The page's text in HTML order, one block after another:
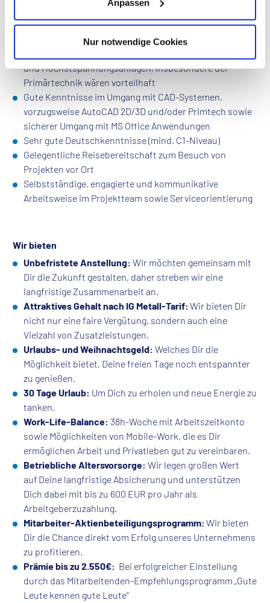
Anpassen
Nur notwendige Cookies
Ausbildung zum Techniker m/w/d im
Bereich Elektrotechnik / Energietechnik oder eine
vergleichbare technische Qualifikation (Mechatronik)
und Höchstspannungsanlagen, insbesondere der
Primärtechnik wären vorteilhaft
Gute Kenntnisse im Umgang mit CAD-Systemen,
vorzugsweise AutoCAD 2D/3D und/oder Primtech sowie
sicherer Umgang mit MS Office Anwendungen
Sehr gute Deutschkenntnisse (mind. C1-Niveau)
Gelegentliche Reisebereitschaft zum Besuch von
Projekten vor Ort
Selbstständige, engagierte und kommunikative
Arbeitsweise im Projektteam sowie Serviceorientierung
Wir bieten
Unbefristete Anstellung: Wir möchten gemeinsam mit
Dir die Zukunft gestalten, daher streben wir eine
langfristige Zusammenarbeit an.
Attraktives Gehalt nach IG Metall-Tarif: Wir bieten Dir
nicht nur eine faire Vergütung, sondern auch eine
Vielzahl von Zusatzleistungen.
Urlaubs- und Weihnachtsgeld: Welches Dir die
Möglichkeit bietet, Deine freien Tage noch entspannter
zu genießen.
30 Tage Urlaub: Um Dich zu erholen und neue Energie zu
tanken.
Work-Life-Balance: 38h-Woche mit Arbeitszeitkonto
sowie Möglichkeiten von Mobile-Work, die es Dir
ermöglichen Arbeit und Privatleben gut zu vereinbaren.
Betriebliche Altersvorsorge: Wir legen großen Wert
auf Deine langfristige Absicherung und unterstützen
Dich dabei mit bis zu 600 EUR pro Jahr als
Arbeitgeberzuzahlung.
Mitarbeiter-Aktienbeteiligungsprogramm: Wir bieten
Dir die Chance direkt vom Erfolg unseres Unternehmens
zu profitieren.
Prämie bis zu 2.550€: Bei erfolgreicher Einstellung
durch das Mitarbeitenden-Empfehlungsprogramm „Gute
Leute kennen gute Leute“